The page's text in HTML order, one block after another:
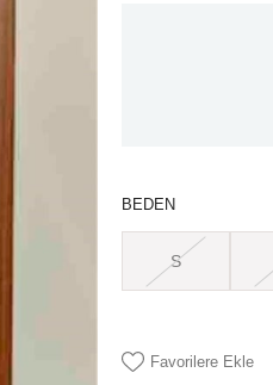
BEDEN
S
Favorilere Ekle